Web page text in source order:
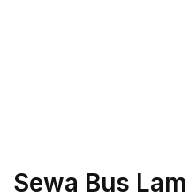
Sewa Bus